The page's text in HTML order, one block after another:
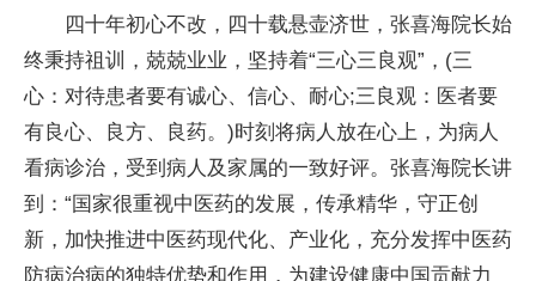
四十年初心不改，四十载悬壶济世，张喜海院长始
终秉持祖训，兢兢业业，坚持着“三心三良观”，(三
心：对待患者要有诚心、信心、耐心;三良观：医者要
有良心、良方、良药。)时刻将病人放在心上，为病人
看病诊治，受到病人及家属的一致好评。张喜海院长讲
到：“国家很重视中医药的发展，传承精华，守正创
新，加快推进中医药现代化、产业化，充分发挥中医药
防病治病的独特优势和作用，为建设健康中国贡献力